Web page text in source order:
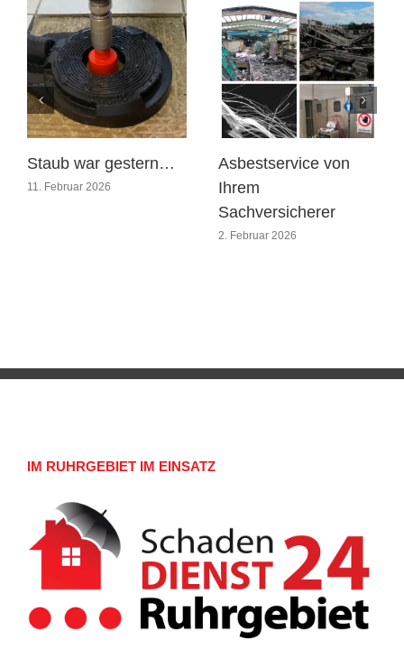
Staub war gestern…
11. Februar 2026
Asbestservice von
Ihrem
Sachversicherer
2. Februar 2026
IM RUHRGEBIET IM EINSATZ